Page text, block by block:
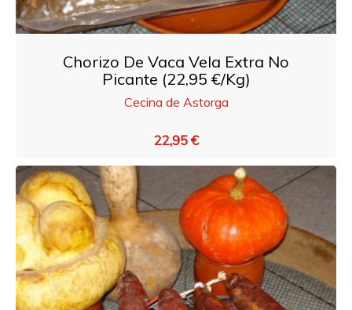
Chorizo De Vaca Vela Extra No
Picante (22,95 €/Kg)
Cecina de Astorga
22,95 €